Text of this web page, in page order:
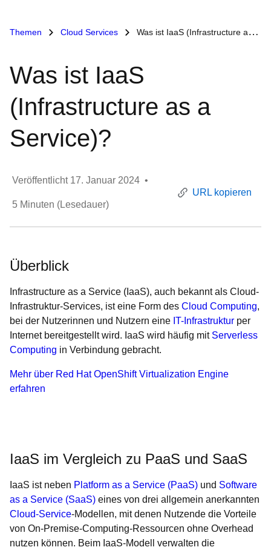
Themen Cloud Services Was ist IaaS (Infrastructure as a Service)?
Was ist IaaS
(Infrastructure as a
Service)?
Veröffentlicht 17. Januar 2024 •
5 Minuten (Lesedauer)
URL kopieren
Überblick
Infrastructure as a Service (IaaS), auch bekannt als Cloud-
Infrastruktur-Services, ist eine Form des Cloud Computing,
bei der Nutzerinnen und Nutzern eine IT-Infrastruktur per
Internet bereitgestellt wird. IaaS wird häufig mit Serverless
Computing in Verbindung gebracht.
Mehr über Red Hat OpenShift Virtualization Engine
erfahren
IaaS im Vergleich zu PaaS und SaaS
IaaS ist neben Platform as a Service (PaaS) und Software
as a Service (SaaS) eines von drei allgemein anerkannten
Cloud-Service-Modellen, mit denen Nutzende die Vorteile
von On-Premise-Computing-Ressourcen ohne Overhead
nutzen können. Beim IaaS-Modell verwalten die